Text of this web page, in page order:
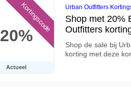
20%
Actueel
Kortingscode Urban Outfitters
Shop met 20%
Outfitters
Shop de sale bij
korting met deze